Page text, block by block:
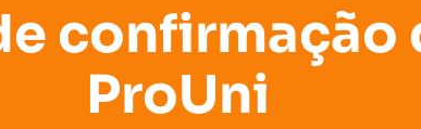
confirmação
ProUni